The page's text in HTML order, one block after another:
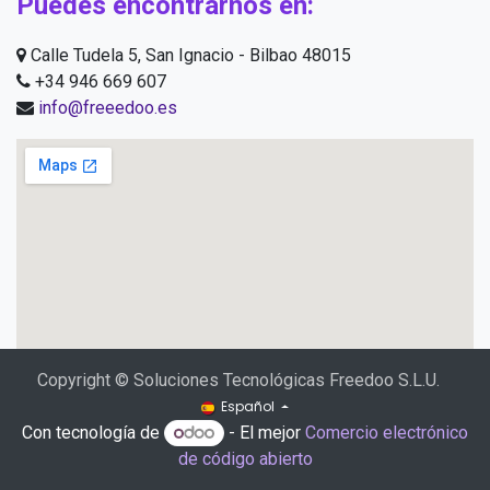
Calle Tudela 5, San Ignacio - Bilbao 48015
+34 946 669 607
info@freeedoo.es
Copyright © Soluciones Tecnológicas Freedoo S.L.U.
Español
Con tecnología de - El mejor Comercio electrónico
de código abierto